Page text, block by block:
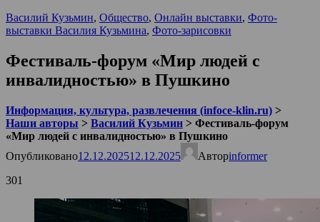
Василий Кузьмин, Общество, Онлайн выставки, Фото-
выставки Василия Кузьмина, Фото-зарисовки
Фестиваль-форум «Мир людей с
инвалидностью» в Пушкино
Информация, культура, развлечения (infoce-klin.ru) >
Наши авторы > Василий Кузьмин > Фестиваль-форум
«Мир людей с инвалидностью» в Пушкино
Опубликовано12.12.202512.12.2025 Авторinformer
301